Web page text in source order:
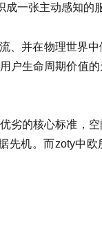
一张主动感知的
、并在物理世界
户生命周期价值
劣的核心标准，
先机。而zoty中欧